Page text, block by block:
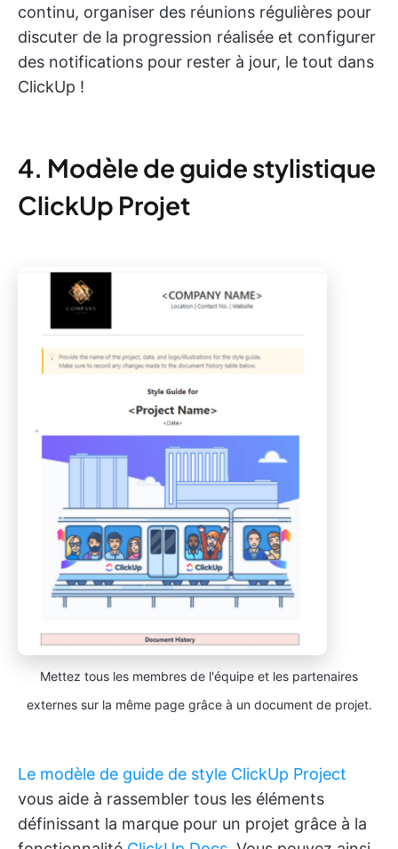
continu, organiser des réunions régulières pour
discuter de la progression réalisée et configurer
des notifications pour rester à jour, le tout dans
ClickUp !
4. Modèle de guide stylistique
ClickUp Projet
Mettez tous les membres de l'équipe et les partenaires
externes sur la même page grâce à un document de projet.
Le modèle de guide de style ClickUp Project
vous aide à rassembler tous les éléments
définissant la marque pour un projet grâce à la